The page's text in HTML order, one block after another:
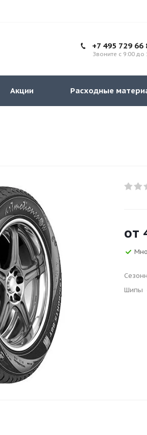
+7 495 729 66
Звоните с 9:00 до
Акции Расходные
от
Шипы